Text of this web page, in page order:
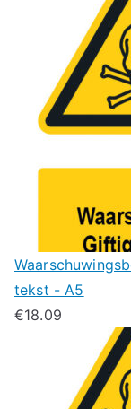
tekst - A5
€18.09